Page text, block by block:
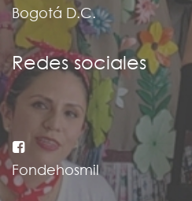
Bogotá D.C.
Redes sociales
Fondehosmil